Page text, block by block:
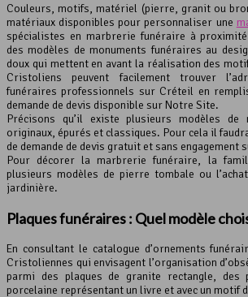
Couleurs, motifs, matériel (pierre, granit ou
matériaux disponibles pour personnaliser une
spécialistes en marbrerie funéraire à
des modèles de monuments funéraires au
doux qui mettent en avant la réalisation des
Cristoliens peuvent facilement trouver
funéraires professionnels sur Créteil en
demande de devis disponible sur Notre Site.
Précisons qu’il existe plusieurs modèles
originaux, épurés et classiques. Pour cela il
de demande de devis gratuit et sans engagement
Pour décorer la marbrerie funéraire, la
plusieurs modèles de pierre tombale ou
jardinière.
Plaques funéraires : Quel modèle
En consultant le catalogue d’ornements
Cristoliennes qui envisagent l’organisation
parmi des plaques de granite rectangle, des
porcelaine représentant un livre et avec un motif